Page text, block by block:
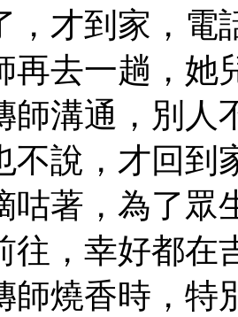
，才到家，電
再去一趟，她
師溝通，別人
不說，才回到
咕著，為了眾
往，幸好都在
師燒香時，特